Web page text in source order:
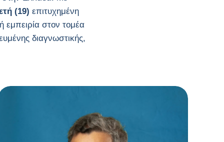
(19) επιτυχημένη
εμπειρία στον τομέα
διαγνωστικής,